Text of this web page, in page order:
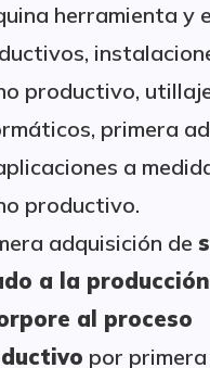
herramienta y
productivo,
primera
a
productivo.
adquisición de
a la
al proceso
por